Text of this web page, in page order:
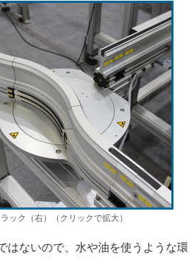
ック（右）（クリックで拡大）
ないので、水や油を使うような環